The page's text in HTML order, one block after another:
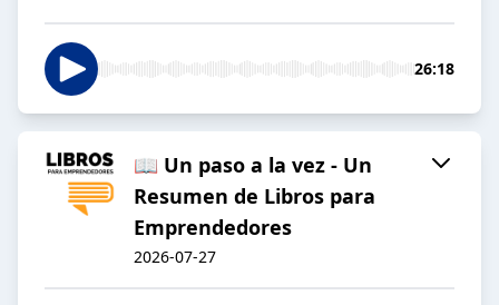
26:18
📖 Un paso a la vez - Un
Resumen de Libros para
Emprendedores
2026-07-27